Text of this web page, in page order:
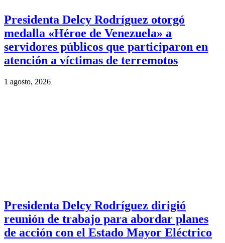
Presidenta Delcy Rodríguez otorgó
medalla «Héroe de Venezuela» a
servidores públicos que participaron en
atención a víctimas de terremotos
1 agosto, 2026
Presidenta Delcy Rodríguez dirigió
reunión de trabajo para abordar planes
de acción con el Estado Mayor Eléctrico